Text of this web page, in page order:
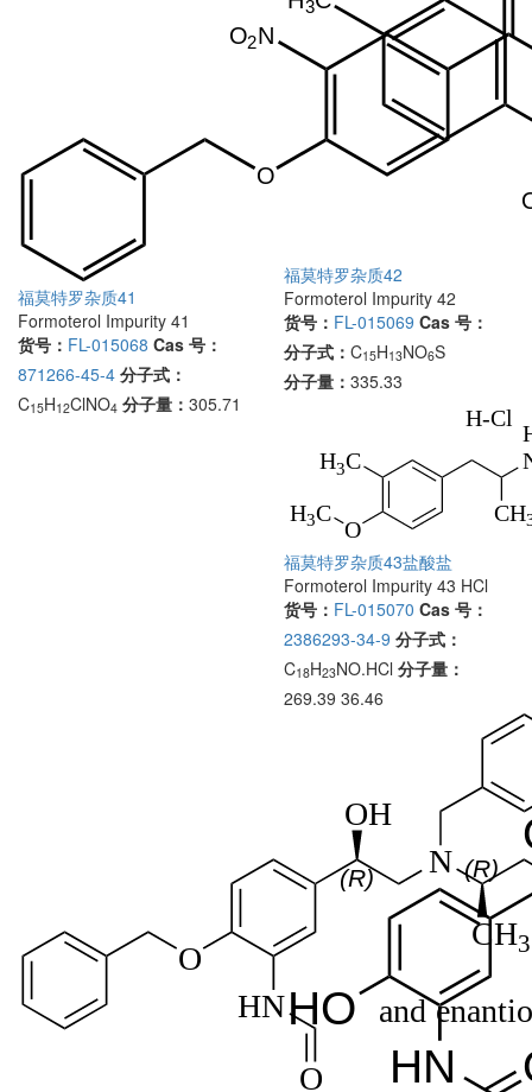
福莫特罗杂质41
Formoterol Impurity 41
货号： FL-015068 Cas 号：
871266-45-4 分子式：
C15H12ClNO4 分子量： 305.71
福莫特罗杂质42
Formoterol Impurity 42
货号： FL-015069 Cas 号：
分子式： C15H13NO6S
分子量： 335.33
福莫特罗杂质43盐酸盐
Formoterol Impurity 43 HCl
货号： FL-015070 Cas 号：
2386293-34-9 分子式：
C18H23NO.HCl 分子量：
269.39 36.46